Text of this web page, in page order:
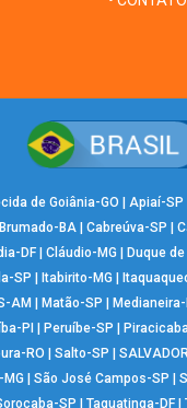
de Goiânia-GO | Apiaí-SP
Brumado-BA| Cabreúva-SP |
DF | Cláudio-MG | Duque
SP | Itabirito-MG |
AM | Matão-SP | Medianeira-
PI | Peruíbe-SP |
RO | Salto-SP |
| São José Campos-SP |
SP | Taguatinga-DF|